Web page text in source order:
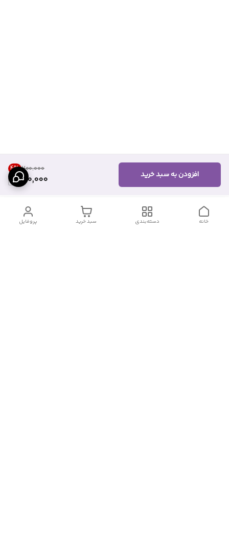
۷۰۰٬۰۰۰ 4%
670,000 افزودن به سبد خرید
پروفایل سبد خرید دسته‌بندی خانه